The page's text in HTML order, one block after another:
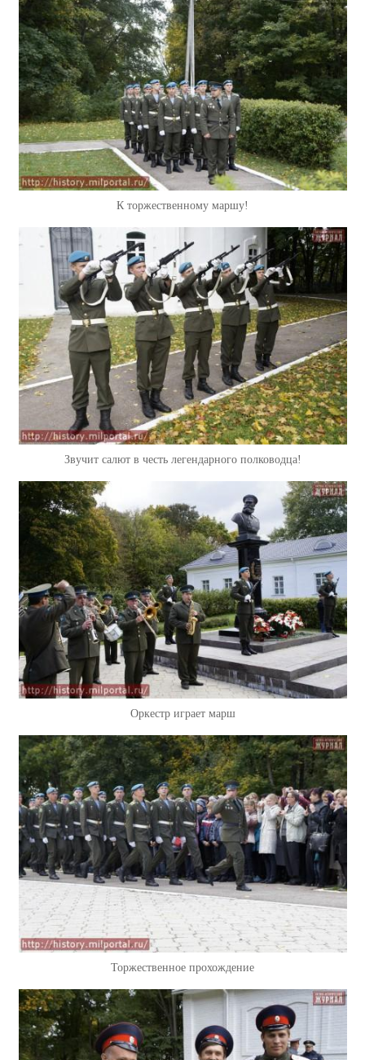
К торжественному маршу!
Звучит салют в честь легендарного полководца!
Оркестр играет марш
Торжественное прохождение